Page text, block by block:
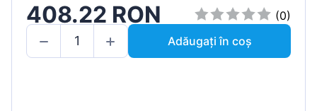
408.22 RON
(0)
Adăugați în coș